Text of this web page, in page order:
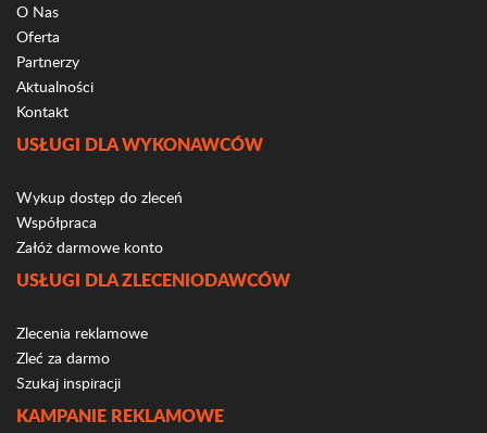
O Nas
Oferta
Partnerzy
Aktualności
Kontakt
USŁUGI DLA WYKONAWCÓW
Wykup dostęp do zleceń
Współpraca
Załóż darmowe konto
USŁUGI DLA ZLECENIODAWCÓW
Zlecenia reklamowe
Zleć za darmo
Szukaj inspiracji
KAMPANIE REKLAMOWE